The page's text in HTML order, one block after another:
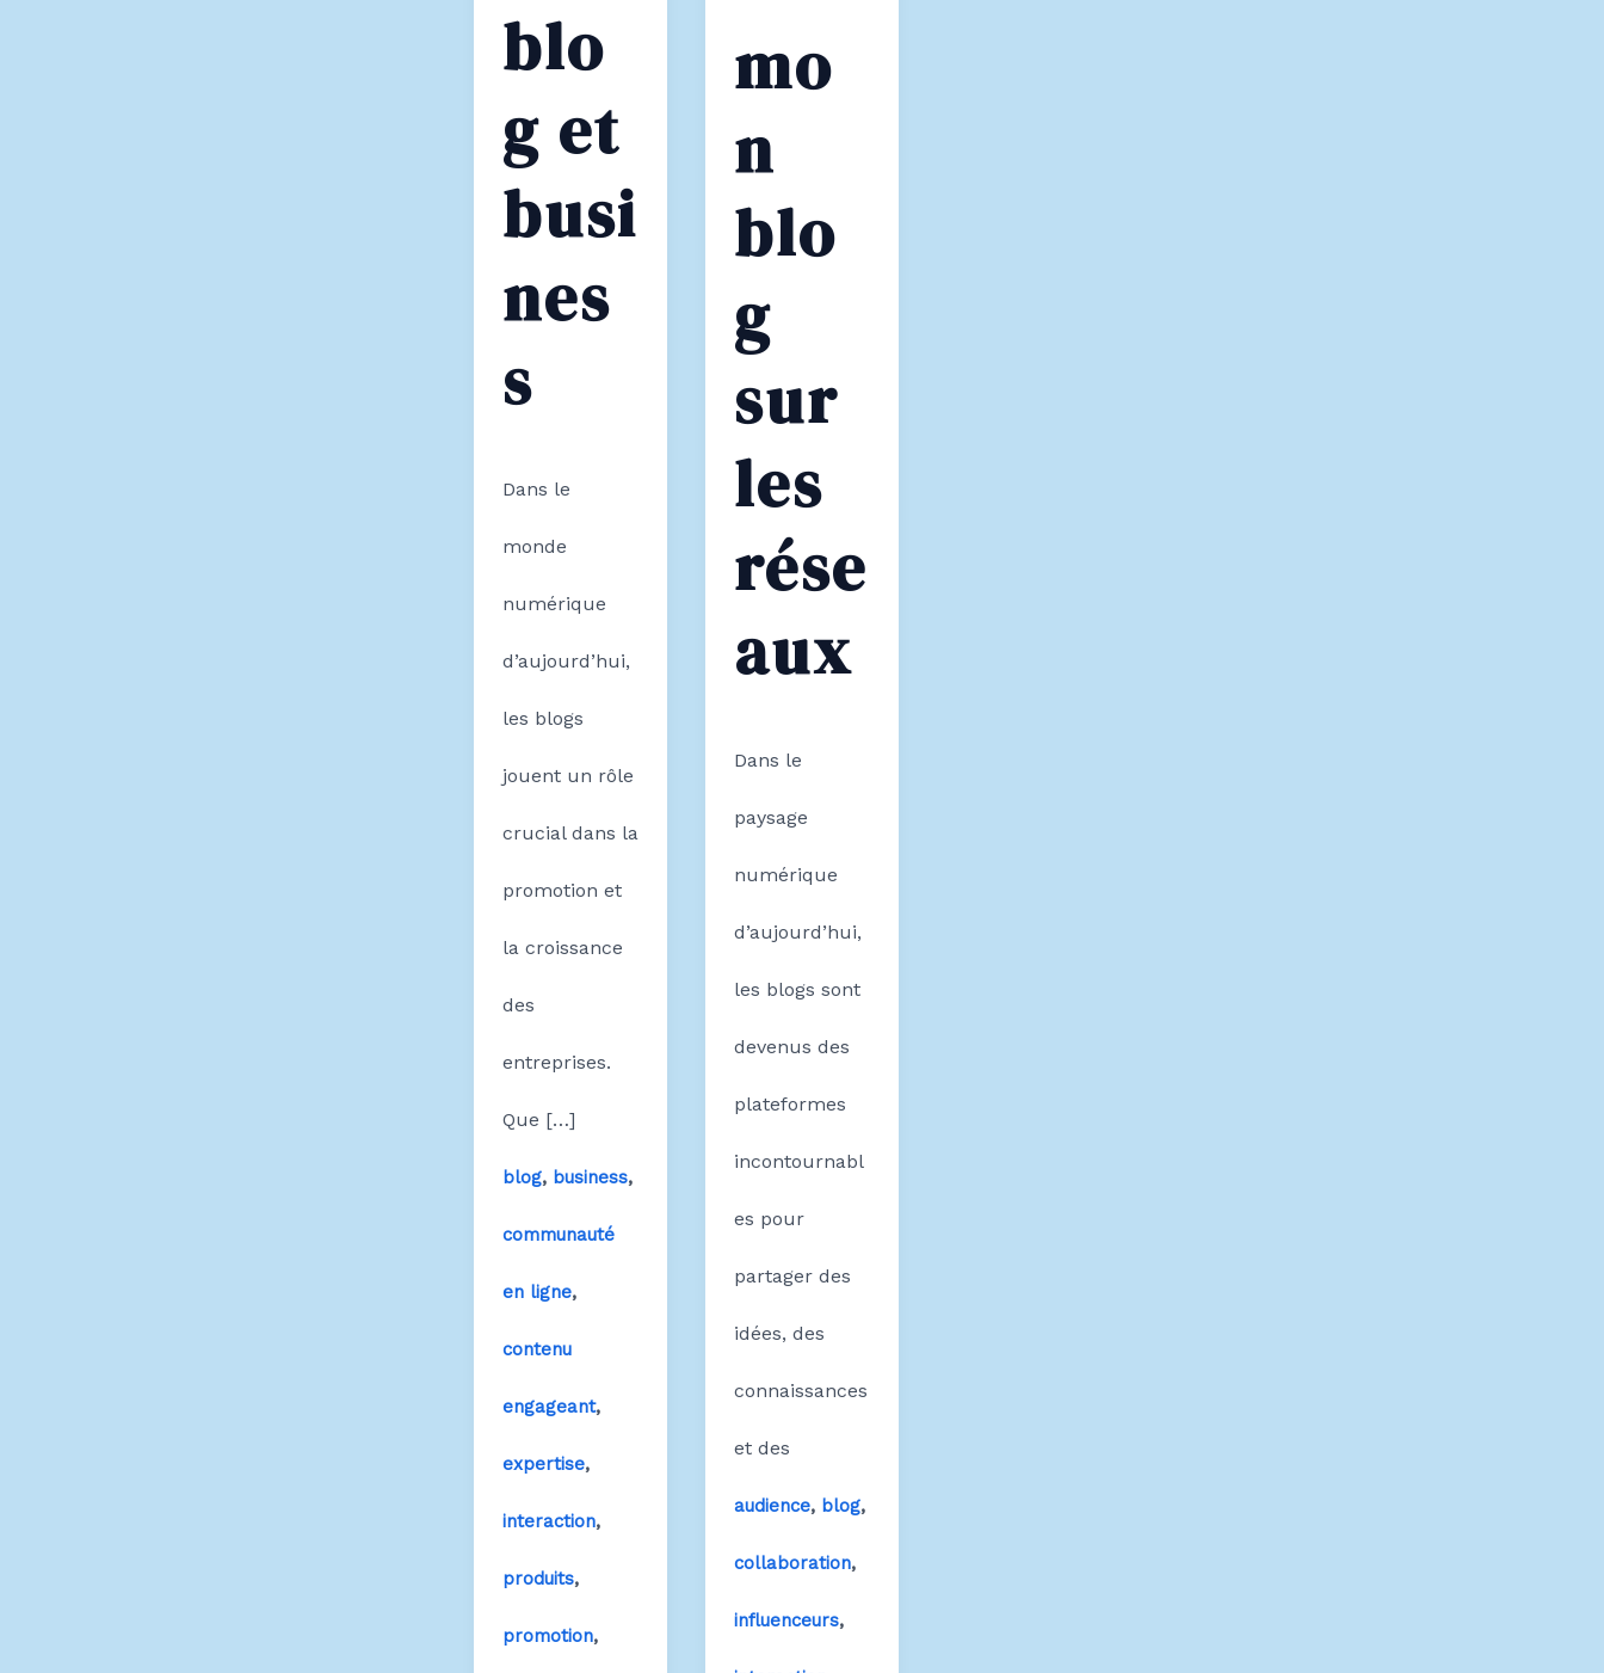
blo
g et
busi
nes
s
Dans le
monde
numérique
d’aujourd’hui,
les blogs
jouent un rôle
crucial dans la
promotion et
la croissance
des
entreprises.
Que […]
blog, business,
communauté
en ligne,
contenu
engageant,
expertise,
interaction,
produits,
promotion,
mo
n
blo
g
sur
les
rése
aux
Dans le
paysage
numérique
d’aujourd’hui,
les blogs sont
devenus des
plateformes
incontournabl
es pour
partager des
idées, des
connaissances
et des
audience, blog,
collaboration,
influenceurs,